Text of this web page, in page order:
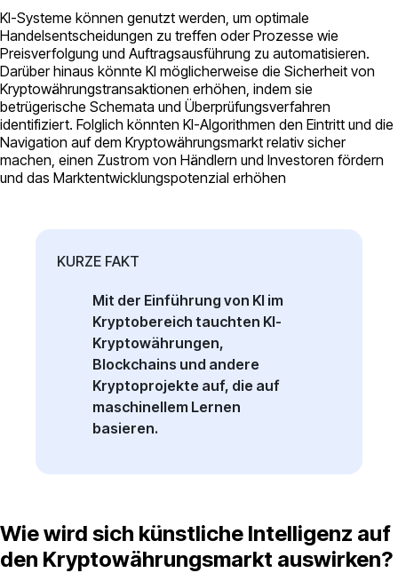
KI-Systeme können genutzt werden, um optimale
Handelsentscheidungen zu treffen oder Prozesse wie
Preisverfolgung und Auftragsausführung zu automatisieren.
Darüber hinaus könnte KI möglicherweise die Sicherheit von
Kryptowährungstransaktionen erhöhen, indem sie
betrügerische Schemata und Überprüfungsverfahren
identifiziert. Folglich könnten KI-Algorithmen den Eintritt und die
Navigation auf dem Kryptowährungsmarkt relativ sicher
machen, einen Zustrom von Händlern und Investoren fördern
und das Marktentwicklungspotenzial erhöhen
Mit der Einführung von KI im
Kryptobereich tauchten KI-
Kryptowährungen,
Blockchains und andere
Kryptoprojekte auf, die auf
maschinellem Lernen
basieren.
KURZE FAKT
Wie wird sich künstliche Intelligenz auf
den Kryptowährungsmarkt auswirken?